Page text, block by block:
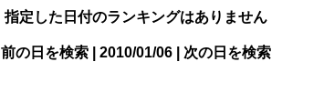
指定した日付のランキングはありません
前の日を検索 | 2010/01/06 | 次の日を検索